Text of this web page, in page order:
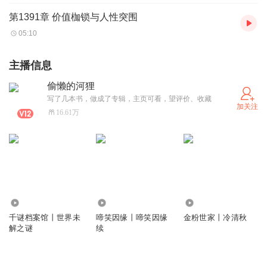
第1391章 价值枷锁与人性突围
05:10
主播信息
偷懒的河狸
写了几本书，做成了专辑，主页可看，望评价、收藏
16.61万
加关注
千谜档案馆丨世界未
解之谜
啼笑因缘丨啼笑因缘
续
金粉世家丨冷清秋